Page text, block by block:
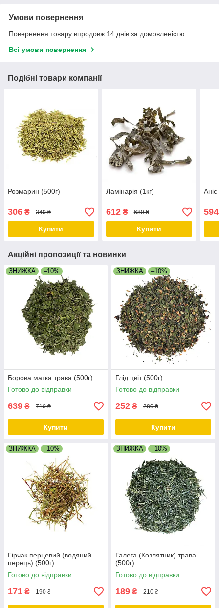
Умови повернення
Повернення товару впродовж 14 днів за домовленістю
Всі умови повернення
Подібні товари компанії
Розмарин (500г)
306 ₴ 340 ₴
Купити
Ламінарія (1кг)
612₴ 680 ₴
Купити
594
Акційні пропозиції та новинки
ЗНИЖКА –10%
Борова матка трава (500г)
Готово до відправки
639 ₴ 710 ₴
Купити
ЗНИЖКА –10%
Глід цвіт (500г)
Готово до відправки
252 ₴ 280 ₴
Купити
ЗНИЖКА –10%
Гірчак перцевий (водяний
перець) (500г)
Готово до відправки
171 ₴ 190 ₴
ЗНИЖКА –10%
Галега (Козлятник) трава
(500г)
Готово до відправки
189 ₴ 210 ₴